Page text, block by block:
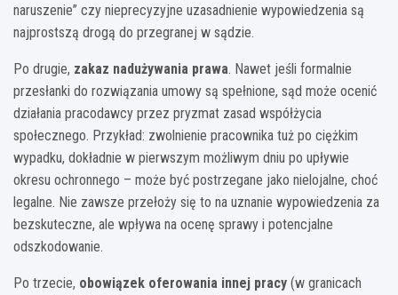
naruszenie” czy nieprecyzyjne uzasadnienie wypowiedzenia są
najprostszą drogą do przegranej w sądzie.
Po drugie, zakaz nadużywania prawa. Nawet jeśli formalnie
przesłanki do rozwiązania umowy są spełnione, sąd może ocenić
działania pracodawcy przez pryzmat zasad współżycia
społecznego. Przykład: zwolnienie pracownika tuż po ciężkim
wypadku, dokładnie w pierwszym możliwym dniu po upływie
okresu ochronnego – może być postrzegane jako nielojalne, choć
legalne. Nie zawsze przełoży się to na uznanie wypowiedzenia za
bezskuteczne, ale wpływa na ocenę sprawy i potencjalne
odszkodowanie.
Po trzecie, obowiązek oferowania innej pracy (w granicach